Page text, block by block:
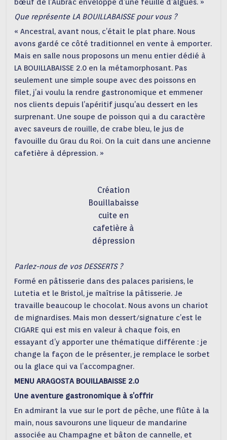
bœuf de l’Aubrac enveloppé d’une feuille d’algues. »
Que représente LA BOUILLABAISSE pour vous ?
« Ancestral, avant nous, c’était le plat phare. Nous
avons gardé ce côté traditionnel en vente à emporter.
Mais en salle nous proposons un menu entier dédié à
LA BOUILLABAISSE 2.0 en la métamorphosant. Pas
seulement une simple soupe avec des poissons en
filet, j’ai voulu la rendre gastronomique et emmener
nos clients depuis l’apéritif jusqu’au dessert en les
surprenant. Une soupe de poisson qui a du caractère
avec saveurs de rouille, de crabe bleu, le jus de
favouille du Grau du Roi. On la cuit dans une ancienne
cafetière à dépression. »
Création
Bouillabaisse
cuite en
cafetière à
dépression
Parlez-nous de vos DESSERTS ?
Formé en pâtisserie dans des palaces parisiens, le
Lutetia et le Bristol, je maîtrise la pâtisserie. Je
travaille beaucoup le chocolat. Nous avons un chariot
de mignardises. Mais mon dessert/signature c’est le
CIGARE qui est mis en valeur à chaque fois, en
essayant d’y apporter une thématique différente : je
change la façon de le présenter, je remplace le sorbet
ou la glace qui va l’accompagner.
MENU ARAGOSTA BOUILLABAISSE 2.0
Une aventure gastronomique à s’offrir
En admirant la vue sur le port de pêche, une flûte à la
main, nous savourons une liqueur de mandarine
associée au Champagne et bâton de cannelle, et